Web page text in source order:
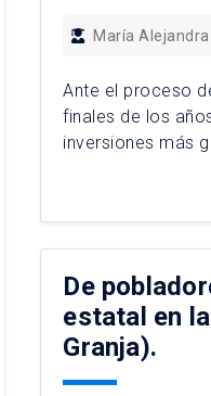
María
Ante el proceso
finales de los
inversiones más
De
estatal en
Granja).